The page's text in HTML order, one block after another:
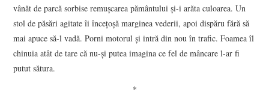
vânăt de parcă sorbise remușcarea pământului și-i arăta culoarea. Un
stol de păsări agitate îi încețoșă marginea vederii, apoi dispăru fără să
mai apuce să-l vadă. Porni motorul și intră din nou în trafic. Foamea îl
chinuia atât de tare că nu-și putea imagina ce fel de mâncare l-ar fi
putut sătura.
*